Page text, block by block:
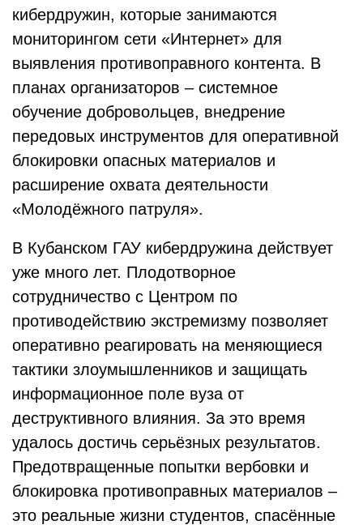
кибердружин, которые занимаются
мониторингом сети «Интернет» для
выявления противоправного контента. В
планах организаторов – системное
обучение добровольцев, внедрение
передовых инструментов для оперативной
блокировки опасных материалов и
расширение охвата деятельности
«Молодёжного патруля».
В Кубанском ГАУ кибердружина действует
уже много лет. Плодотворное
сотрудничество с Центром по
противодействию экстремизму позволяет
оперативно реагировать на меняющиеся
тактики злоумышленников и защищать
информационное поле вуза от
деструктивного влияния. За это время
удалось достичь серьёзных результатов.
Предотвращенные попытки вербовки и
блокировка противоправных материалов –
это реальные жизни студентов, спасённые